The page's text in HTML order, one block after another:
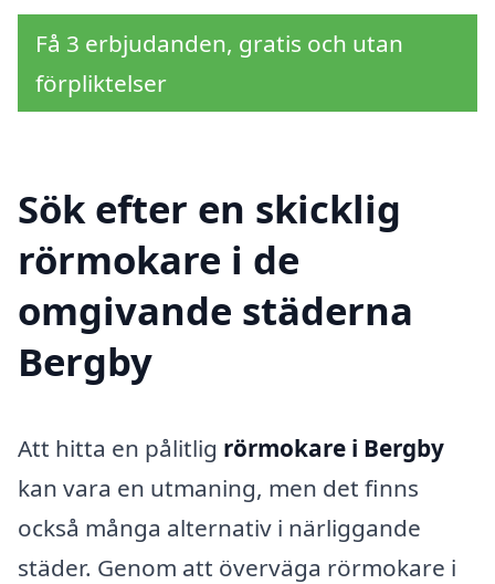
Få 3 erbjudanden, gratis och utan
förpliktelser
Sök efter en skicklig
rörmokare i de
omgivande städerna
Bergby
Att hitta en pålitlig rörmokare i Bergby
kan vara en utmaning, men det finns
också många alternativ i närliggande
städer. Genom att överväga rörmokare i